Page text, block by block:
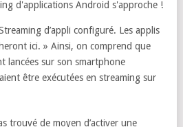
d’appli configuré. Les applis
ici. » Ainsi, on comprend que
lancées sur son smartphone
être exécutées en streaming sur
trouvé de moyen d’activer une